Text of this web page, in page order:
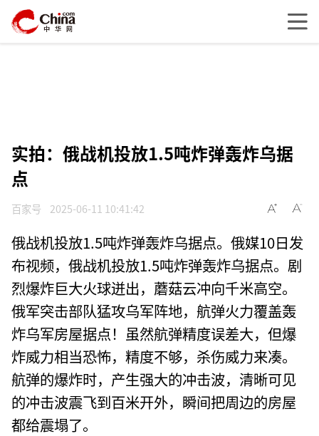
实拍：俄战机投放1.5吨炸弹轰炸乌据
点
百家号 2025-06-11 10:41:42
俄战机投放1.5吨炸弹轰炸乌据点。俄媒10日发
布视频，俄战机投放1.5吨炸弹轰炸乌据点。剧
烈爆炸巨大火球迸出，蘑菇云冲向千米高空。
俄军突击部队猛攻乌军阵地，航弹火力覆盖轰
炸乌军房屋据点！虽然航弹精度误差大，但爆
炸威力相当恐怖，精度不够，杀伤威力来凑。
航弹的爆炸时，产生强大的冲击波，清晰可见
的冲击波震飞到百米开外，瞬间把周边的房屋
都给震塌了。